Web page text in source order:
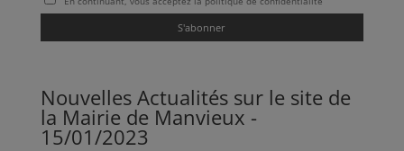
Nouvelles Actualités sur le site de
la Mairie de Manvieux -
15/01/2023